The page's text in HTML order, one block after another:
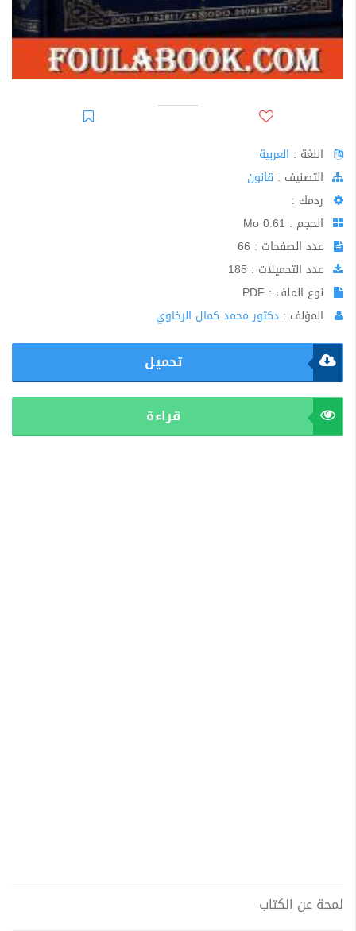
اللغة : العربية
اﻟﺘﺼﻨﻴﻒ : قانون
ردمك :
الحجم : 0.61 Mo
عدد الصفحات : 66
عدد التحميلات : 185
نوع الملف : PDF
المؤلف : دكتور محمد كمال الرخاوي
تحميل
قراءة
لمحة عن الكتاب